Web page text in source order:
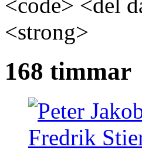
<code> <del
<strong>
168 timmar